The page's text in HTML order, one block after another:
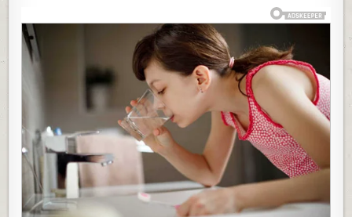
JE
SKAMENIO:
ŠTO
NIKADA
RANIJE
NISAM
VIDEO”